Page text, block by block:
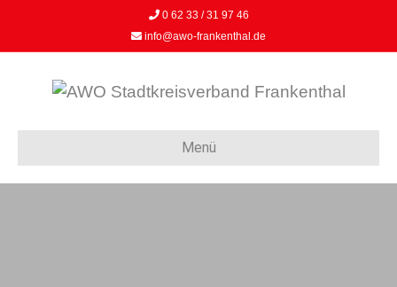
0 62 33 / 31 97 46
info@awo-frankenthal.de
Menü